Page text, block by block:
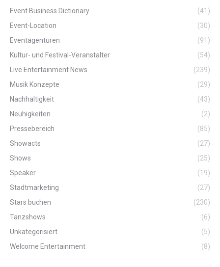
Event Business Dictionary
(41)
Event-Location
(30)
Eventagenturen
(91)
Kultur- und Festival-Veranstalter
(54)
Live Entertainment News
(239)
Musik Konzepte
(29)
Nachhaltigkeit
(43)
Neuhigkeiten
(2)
Pressebereich
(85)
Showacts
(27)
Shows
(25)
Speaker
(19)
Stadtmarketing
(27)
Stars buchen
(230)
Tanzshows
(6)
Unkategorisiert
(5)
Welcome Entertainment
(8)